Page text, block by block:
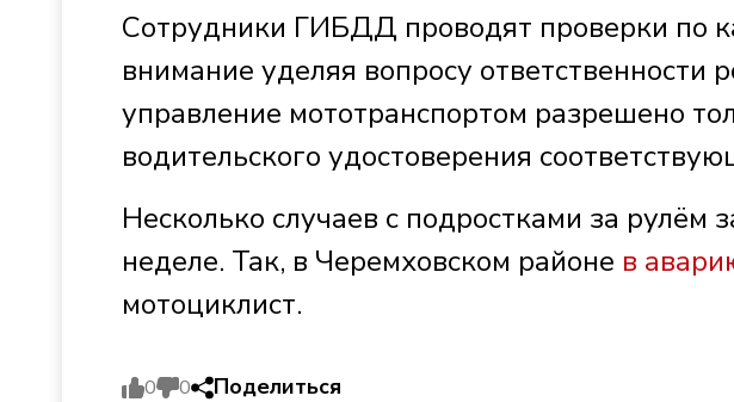
Сотрудники ГИБДД проводят проверки по
внимание уделяя вопросу ответственности
управление мототранспортом разрешено
водительского удостоверения
Несколько случаев с подростками за рулём
неделе. Так, в Черемховском районе в
мотоциклист.
0 0 Поделиться